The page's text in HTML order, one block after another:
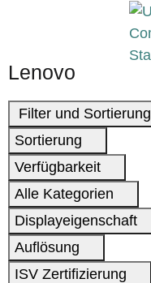
Lenovo
Filter und Sortierung
Sortierung
Verfügbarkeit
Alle Kategorien
Displayeigenschaft
Auflösung
ISV Zertifizierung